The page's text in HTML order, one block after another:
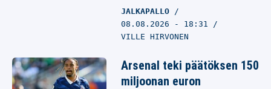
JALKAPALLO
08.08.2026 - 18:31
VILLE HIRVONEN
Arsenal teki päätöksen 150
miljoonan euron